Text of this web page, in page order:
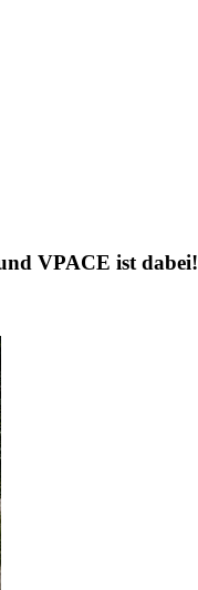
VPACE ist dabei!